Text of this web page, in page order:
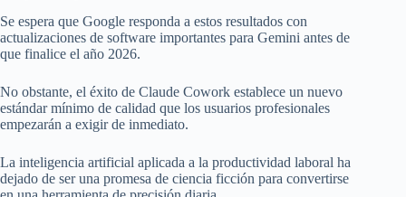
Se espera que Google responda a estos resultados con
actualizaciones de software importantes para Gemini antes de
que finalice el año 2026.
No obstante, el éxito de Claude Cowork establece un nuevo
estándar mínimo de calidad que los usuarios profesionales
empezarán a exigir de inmediato.
La inteligencia artificial aplicada a la productividad laboral ha
dejado de ser una promesa de ciencia ficción para convertirse